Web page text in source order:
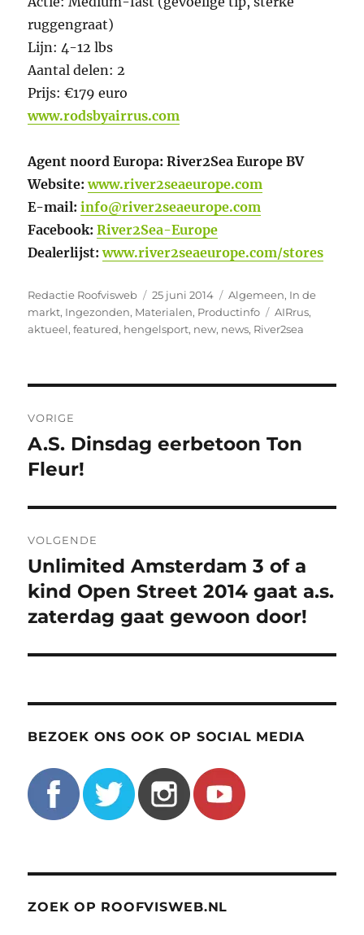
ruggengraat)
Lijn: 4-12 lbs
Aantal delen: 2
Prijs: €179 euro
www.rodsbyairrus.com
Agent noord Europa: River2Sea Europe BV
Website:www.river2seaeurope.com
E-mail:info@river2seaeurope.com
Facebook:River2Sea-Europe
Dealerlijst:www.river2seaeurope.com/stores
Auteur
Redactie Roofvisweb
Geplaatst
op
25 juni 2014 Categorieën
Algemeen, In de
markt, Ingezonden, Materialen, Productinfo Tags
AIRrus,
aktueel,featured, hengelsport, new, news, River2sea
navigatie
VORIGE
Vorig
bericht:
A.S. Dinsdag eerbetoon Ton
Fleur!
VOLGENDE
Volgend
bericht:
Unlimited Amsterdam 3 of a
kind Open Street 2014 gaat a.s.
zaterdag gaat gewoon door!
BEZOEK ONS OOK OP SOCIAL MEDIA
ZOEK OP ROOFVISWEB.NL